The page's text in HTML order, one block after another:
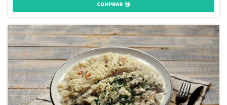
COMPRAR